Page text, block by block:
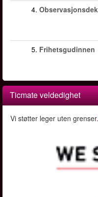
4.
5. Frihetsgudinnen
Ticmate veldedighet
Vi støtter leger uten grenser.